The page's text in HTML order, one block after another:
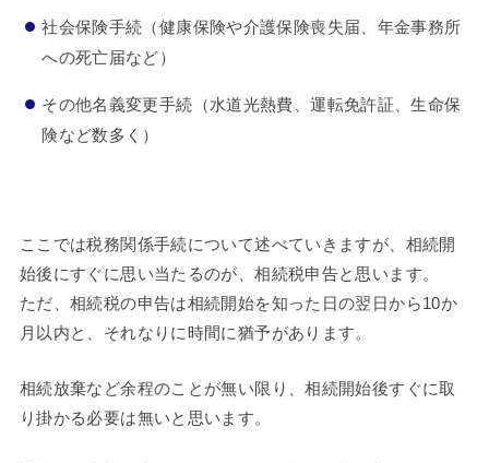
社会保険手続（健康保険や介護保険喪失届、年金事務所
への死亡届など）
その他名義変更手続（水道光熱費、運転免許証、生命保
険など数多く）
ここでは税務関係手続について述べていきますが、相続開
始後にすぐに思い当たるのが、相続税申告と思います。
ただ、相続税の申告は相続開始を知った日の翌日から10か
月以内と、それなりに時間に猶予があります。
相続放棄など余程のことが無い限り、相続開始後すぐに取
り掛かる必要は無いと思います。